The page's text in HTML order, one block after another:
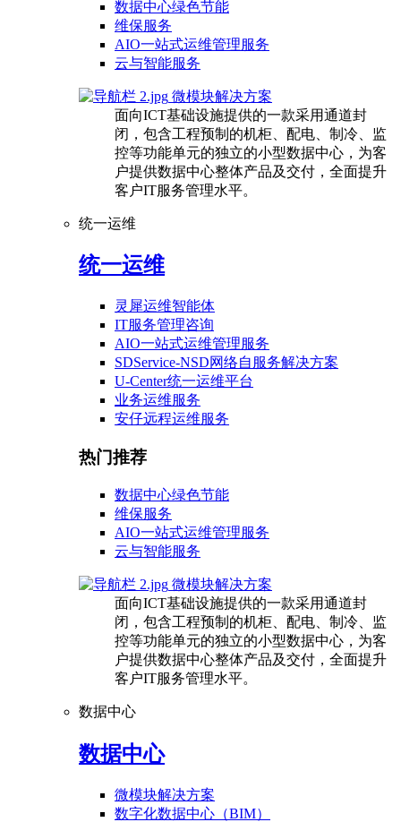
数据中心绿色节能
维保服务
AIO一站式运维管理服务
云与智能服务
微模块解决方案
面向ICT基础设施提供的一款采用通道封
闭，包含工程预制的机柜、配电、制冷、监
控等功能单元的独立的小型数据中心，为客
户提供数据中心整体产品及交付，全面提升
客户IT服务管理水平。
统一运维
统一运维
灵犀运维智能体
IT服务管理咨询
AIO一站式运维管理服务
SDService-NSD网络自服务解决方案
U-Center统一运维平台
业务运维服务
安仔远程运维服务
热门推荐
数据中心绿色节能
维保服务
AIO一站式运维管理服务
云与智能服务
微模块解决方案
面向ICT基础设施提供的一款采用通道封
闭，包含工程预制的机柜、配电、制冷、监
控等功能单元的独立的小型数据中心，为客
户提供数据中心整体产品及交付，全面提升
客户IT服务管理水平。
数据中心
数据中心
微模块解决方案
数字化数据中心（BIM）